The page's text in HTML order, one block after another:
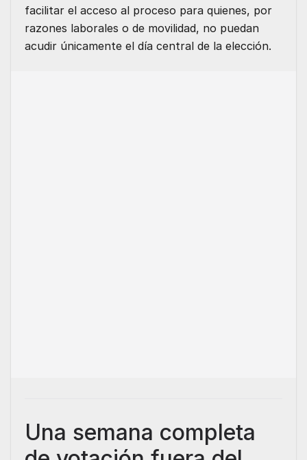
facilitar el acceso al proceso para quienes, por
razones laborales o de movilidad, no puedan
acudir únicamente el día central de la elección.
Una semana completa